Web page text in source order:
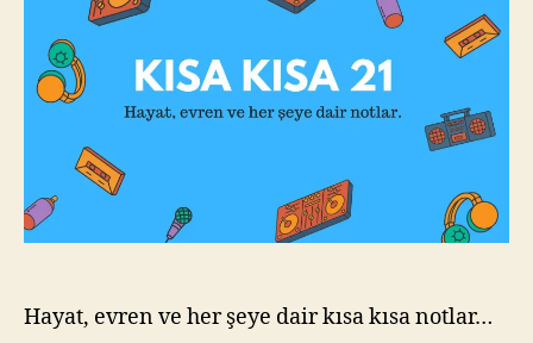
a
z
Hayat, evren ve her şeye dair kısa kısa notlar…